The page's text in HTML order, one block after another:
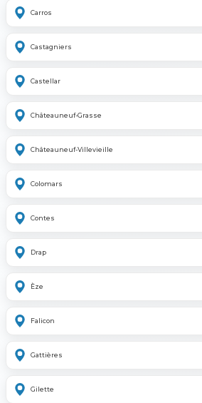
Carros
Castagniers
Castellar
Châteauneuf-Grasse
Châteauneuf-Villevieille
Colomars
Contes
Drap
Èze
Falicon
Gattières
Gilette